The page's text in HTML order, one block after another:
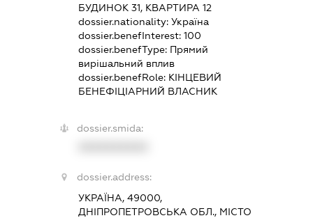
БУДИНОК 31, КВАРТИРА 12
dossier.nationality: Україна
dossier.benefInterest: 100
dossier.benefType: Прямий
вирішальний вплив
dossier.benefRole: КІНЦЕВИЙ
БЕНЕФІЦІАРНИЙ ВЛАСНИК
dossier.smida:
dossier.address:
УКРАЇНА, 49000,
ДНІПРОПЕТРОВСЬКА ОБЛ., МІСТО